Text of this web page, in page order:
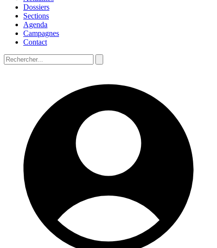
Dossiers
Sections
Agenda
Campagnes
Contact